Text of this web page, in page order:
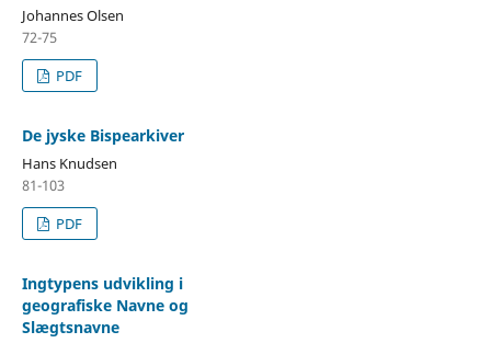
Johannes Olsen
72-75
PDF
De jyske Bispearkiver
Hans Knudsen
81-103
PDF
Ingtypens udvikling i
geografiske Navne og
Slægtsnavne